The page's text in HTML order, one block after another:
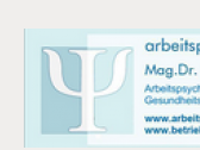
content